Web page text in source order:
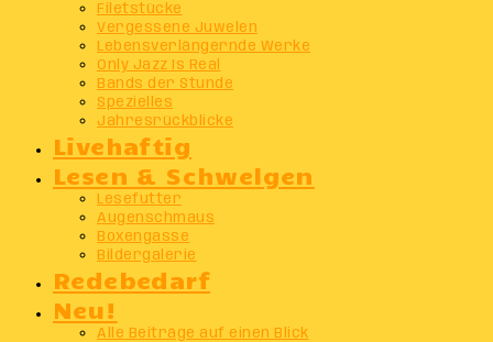
Filetstücke
Vergessene Juwelen
Lebensverlängernde Werke
Only Jazz Is Real
Bands der Stunde
Spezielles
Jahresrückblicke
Livehaftig
Lesen & Schwelgen
Lesefutter
Augenschmaus
Boxengasse
Bildergalerie
Redebedarf
Neu!
Alle Beiträge auf einen Blick